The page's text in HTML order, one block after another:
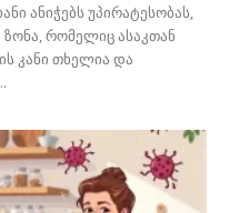
ანიჭებს უპირატესობას,
ზონა, რომელიც ასაკთან
კანი თხელია და